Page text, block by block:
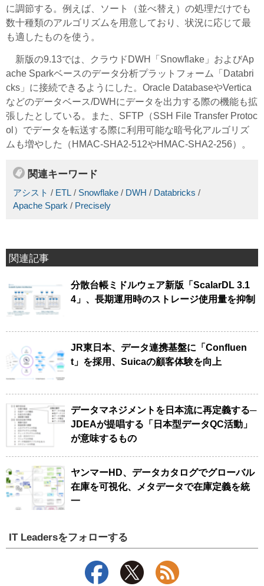
に調節する。例えば、ソート（並べ替え）の処理だけでも
数十種類のアルゴリズムを用意しており、状況に応じて最
も適したものを使う。
新版の9.13では、クラウドDWH「Snowflake」およびAp
ache Sparkベースのデータ分析プラットフォーム「Databri
cks」に接続できるようにした。Oracle DatabaseやVertica
などのデータベース/DWHにデータを出力する際の機能も拡
張したとしている。また、SFTP（SSH File Transfer Protoc
ol）でデータを転送する際に利用可能な暗号化アルゴリズ
ムも増やした（HMAC-SHA2-512やHMAC-SHA2-256）。
関連キーワード
アシスト / ETL / Snowflake / DWH / Databricks /
Apache Spark / Precisely
関連記事
分散台帳ミドルウェア新版「ScalarDL 3.1
4」、長期運用時のストレージ使用量を抑制
JR東日本、データ連携基盤に「Confluen
t」を採用、Suicaの顧客体験を向上
データマネジメントを日本流に再定義する─
JDEAが提唱する「日本型データQC活動」
が意味するもの
ヤンマーHD、データカタログでグローバル
在庫を可視化、メタデータで在庫定義を統
一
IT Leadersをフォローする